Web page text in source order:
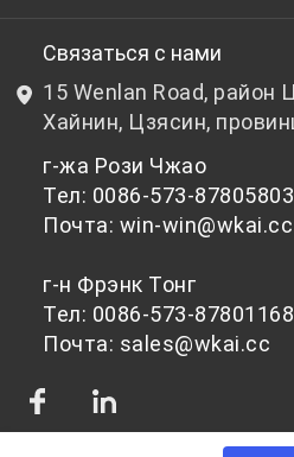
НИОКР
Новости и события
политика
Бутылочный ПЭТ-
Небутылочный ПЭТ-
Связаться с нами
15 Wenlan Road, район
Хайнин, Цзясин,
г-жа Рози Чжао
Тел: 0086-573-87805803
Почта: win-win@wkai.cc
г-н Фрэнк Тонг
Тел: 0086-573-87801168
Почта: sales@wkai.cc